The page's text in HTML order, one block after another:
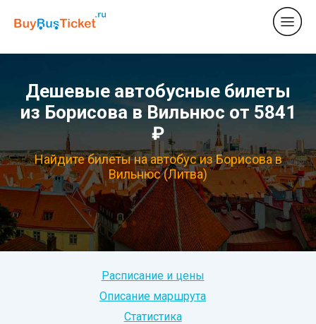
Дешевые автобусные билеты
из Борисова в Вильнюс от 5841
₽
Найдите билеты на автобус из Борисова в
Вильнюс (Литва)
Расписание и цены
Описание маршрута
Статистика